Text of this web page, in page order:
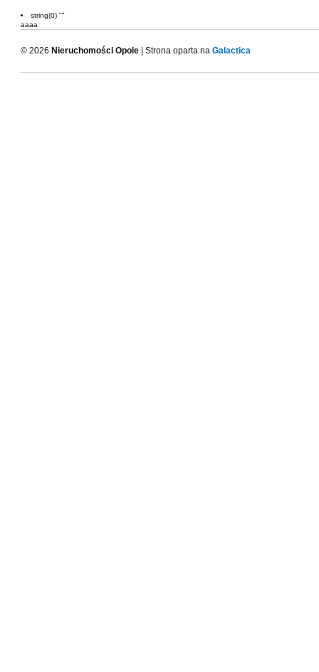
string(0) ""
aaaa
© 2026 Nieruchomości Opole | Strona oparta na Galactica